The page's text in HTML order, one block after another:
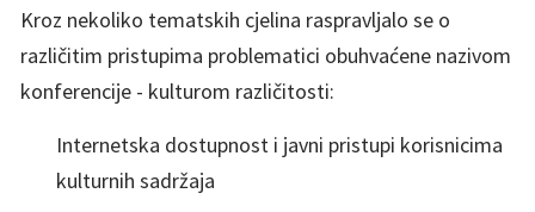
Kroz nekoliko tematskih cjelina raspravljalo se o
različitim pristupima problematici obuhvaćene nazivom
konferencije - kulturom različitosti:
Internetska dostupnost i javni pristupi korisnicima
kulturnih sadržaja